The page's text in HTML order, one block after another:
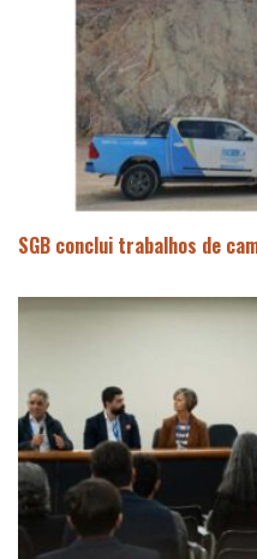
SGB conclui trabalhos de